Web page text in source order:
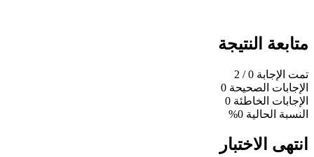
متابعة النتيجة
تمت الإجابة 0
/ 2
الإجابات الصحيحة 0
الإجابات الخاطئة 0
النسبة الحالية 0%
انتهى الاختبار